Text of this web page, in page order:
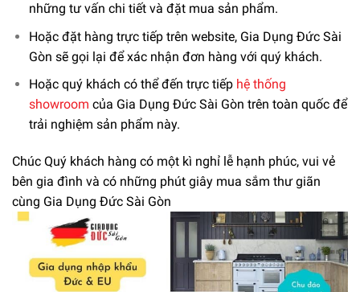
những tư vấn chi tiết và đặt mua sản phẩm.
Hoặc đặt hàng trực tiếp trên website, Gia Dụng Đức Sài
Gòn sẽ gọi lại để xác nhận đơn hàng với quý khách.
Hoặc quý khách có thể đến trực tiếp hệ thống
showroom của Gia Dụng Đức Sài Gòn trên toàn quốc để
trải nghiệm sản phẩm này.
Chúc Quý khách hàng có một kì nghỉ lễ hạnh phúc, vui vẻ
bên gia đình và có những phút giây mua sắm thư giãn
cùng Gia Dụng Đức Sài Gòn